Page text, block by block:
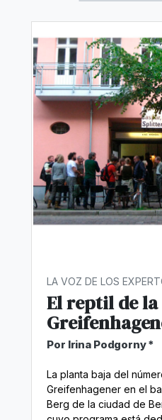
LA VOZ DE LOS
El reptil de
Por Irina Podgorny *
La planta baja del
Greifenhagener en el
Berg de la ciudad de